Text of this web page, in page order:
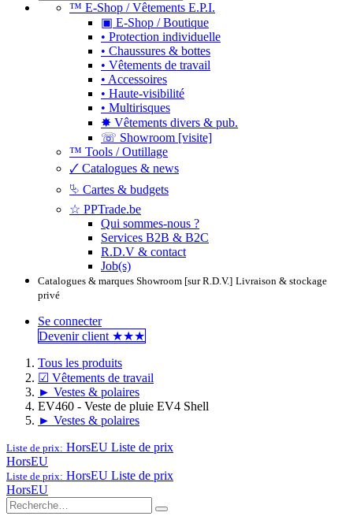
™ E-Shop / Vêtements E.P.I.
▣ E-Shop / Boutique
• Protection individuelle
• Chaussures & bottes
• Vêtements de travail
• Accessoires
• Haute-visibilité
• Multirisques
✸ Vêtements divers & pub.
☏ Showroom [visite]
™ Tools / Outillage
🗸 Catalogues & news
⮱ Cartes & budgets
☆ PPTrade.be
Qui sommes-nous ?
Services B2B & B2C
R.D.V & contact
Job(s)
Catalogues & marques Showroom [sur R.D.V.] Livraison & stockage
privé
Se connecter
Devenir clie​​​​​​nt ★★★
Tous les produits
☑ Vêtements de travail
► Vestes & polaires
EV460 - Veste de pluie EV4 Shell
► Vestes & polaires
Liste de prix: HorsEU Liste de prix
HorsEU
Liste de prix: HorsEU Liste de prix
HorsEU